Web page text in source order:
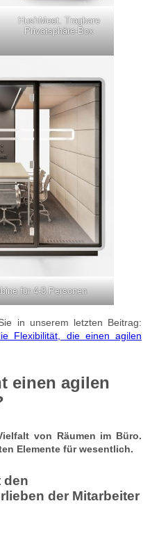
HushMeet. Tragbare
Privatsphäre-Box
für 4-8 Personen
in unserem letzten Beitrag:
Flexibilität, die einen agilen
einen agilen
von Räumen im Büro.
Elemente für wesentlich.
den
der Mitarbeiter